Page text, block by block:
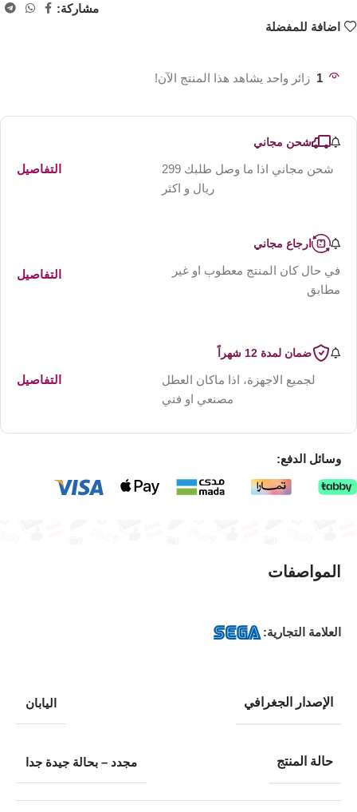
مشاركة:
اضافة للمفضلة
1 زائر واحد يشاهد هذا المنتج الآن!
شحن مجاني
شحن مجاني اذا ما وصل طلبك 299
ريال و اكثر
التفاصيل
ارجاع مجاني
في حال كان المنتج معطوب او غير
مطابق
التفاصيل
ضمان لمدة 12 شهراً
لجميع الاجهزة، اذا ماكان العطل
مصنعي او فني
التفاصيل
وسائل الدفع:
المواصفات
العلامة التجارية:
الإصدار الجغرافي اليابان
حالة المنتج مجدد – بحالة جيدة جدا